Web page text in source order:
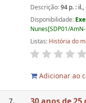
Descrição:94 p. :
Disponibilidade:
Nunes[SDP01/
Listas: História do
Adicionar ao